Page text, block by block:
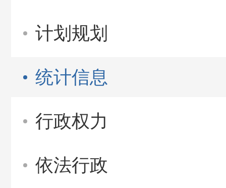
计划规划
统计信息
行政权力
依法行政